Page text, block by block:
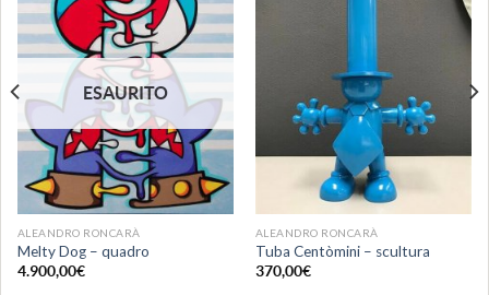
Aggiungi
alla lista
dei
desideri
ESAURITO
ALEANDRO RONCARÀ
Melty Dog – quadro
4.900,00€
Aggiungi
ALEANDRO RONCARÀ
Tuba Centòmini – scultura
370,00€